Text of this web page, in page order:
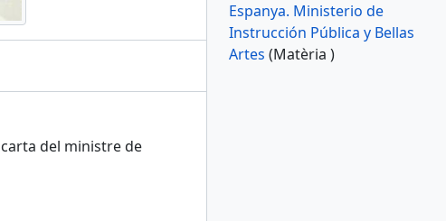
del ministre de
Espanya. Ministerio de
Instrucción Pública y Bellas
Artes (Matèria )